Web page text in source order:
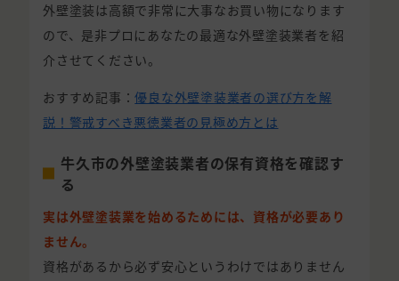
外壁塗装は高額で非常に大事なお買い物になります
ので、是非プロにあなたの最適な外壁塗装業者を紹
介させてください。
おすすめ記事：優良な外壁塗装業者の選び方を解
説！警戒すべき悪徳業者の見極め方とは
牛久市の外壁塗装業者の保有資格を確認す
る
実は外壁塗装業を始めるためには、資格が必要あり
ません。
資格があるから必ず安心というわけではありません